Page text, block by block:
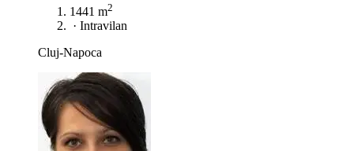
1441 m2
· Intravilan
Cluj-Napoca